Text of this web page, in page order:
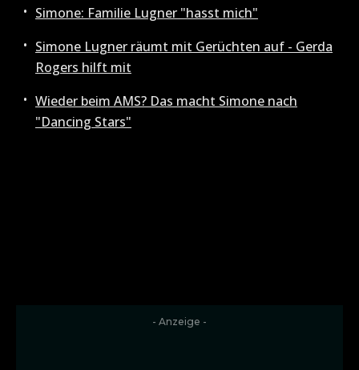
Simone: Familie Lugner "hasst mich"
Simone Lugner räumt mit Gerüchten auf - Gerda
Rogers hilft mit
Wieder beim AMS? Das macht Simone nach
"Dancing Stars"
- Anzeige -